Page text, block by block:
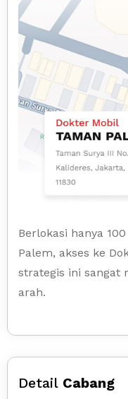
Berlokasi hanya
Palem, akses ke
strategis ini sangat
arah.
Detail Cabang